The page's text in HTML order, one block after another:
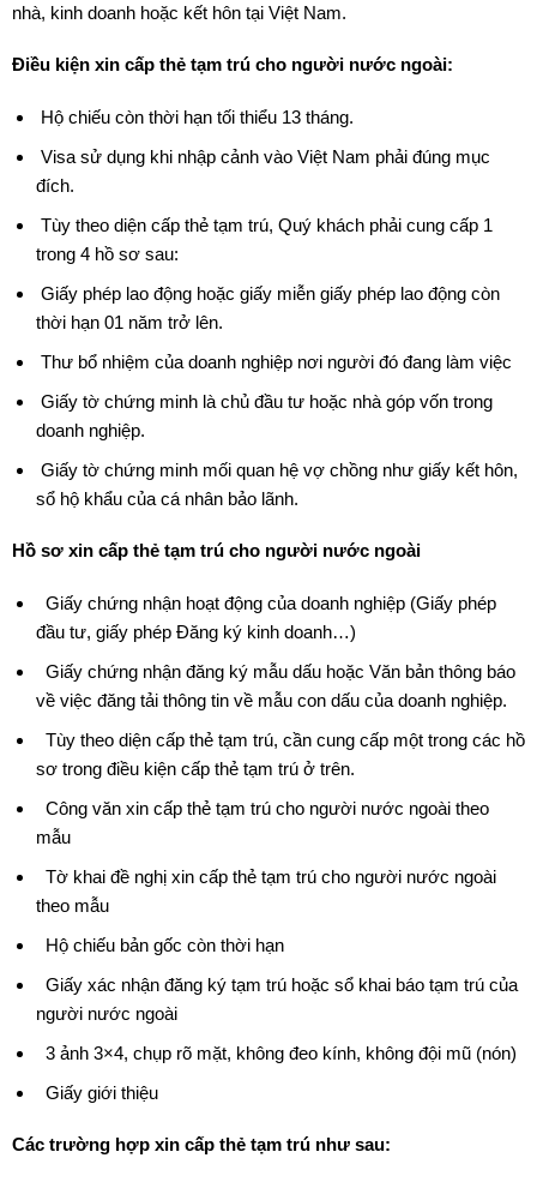
nhà, kinh doanh hoặc kết hôn tại Việt Nam.
Điều kiện xin cấp thẻ tạm trú cho người nước ngoài:
Hộ chiếu còn thời hạn tối thiểu 13 tháng.
Visa sử dụng khi nhập cảnh vào Việt Nam phải đúng mục
đích.
Tùy theo diện cấp thẻ tạm trú, Quý khách phải cung cấp 1
trong 4 hồ sơ sau:
Giấy phép lao động hoặc giấy miễn giấy phép lao động còn
thời hạn 01 năm trở lên.
Thư bổ nhiệm của doanh nghiệp nơi người đó đang làm việc
Giấy tờ chứng minh là chủ đầu tư hoặc nhà góp vốn trong
doanh nghiệp.
Giấy tờ chứng minh mối quan hệ vợ chồng như giấy kết hôn,
sổ hộ khẩu của cá nhân bảo lãnh.
Hồ sơ xin cấp thẻ tạm trú cho người nước ngoài
Giấy chứng nhận hoạt động của doanh nghiệp (Giấy phép
đầu tư, giấy phép Đăng ký kinh doanh…)
Giấy chứng nhận đăng ký mẫu dấu hoặc Văn bản thông báo
về việc đăng tải thông tin về mẫu con dấu của doanh nghiệp.
Tùy theo diện cấp thẻ tạm trú, cần cung cấp một trong các hồ
sơ trong điều kiện cấp thẻ tạm trú ở trên.
Công văn xin cấp thẻ tạm trú cho người nước ngoài theo
mẫu
Tờ khai đề nghị xin cấp thẻ tạm trú cho người nước ngoài
theo mẫu
Hộ chiếu bản gốc còn thời hạn
Giấy xác nhận đăng ký tạm trú hoặc sổ khai báo tạm trú của
người nước ngoài
3 ảnh 3×4, chụp rõ mặt, không đeo kính, không đội mũ (nón)
Giấy giới thiệu
Các trường hợp xin cấp thẻ tạm trú như sau: